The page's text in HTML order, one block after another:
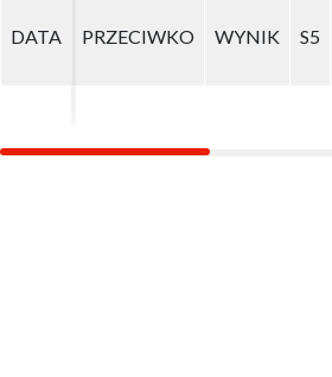
DATA PRZECIWKO WYNIK S5
DATA PRZECIWKO WYNIK S5